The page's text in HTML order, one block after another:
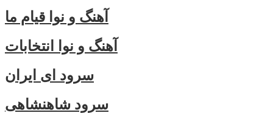
آهنگ و نوا قیام ما
آهنگ و نوا انتخابات
سرود ای ایران
سرود شاهنشاهی